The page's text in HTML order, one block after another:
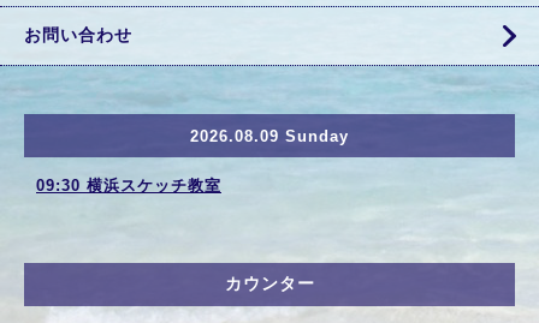
お問い合わせ
2026.08.09 Sunday
09:30 横浜スケッチ教室
カウンター